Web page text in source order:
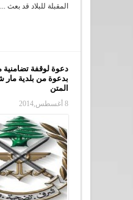
المقبلة للبلاد قد بعث ...
دعوة لوقفة تضامنية
بدعوة من بلدية مار
المتن
8 أغسطس,2014